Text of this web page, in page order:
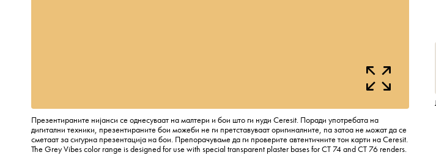
Презентираните нијанси се однесуваат на малтери и бои што ги нуди Ceresit. Поради употребата на
дигитални техники, презентираните бои можеби не ги претставуваат оригиналните, па затоа не можат да се
сметаат за сигурна презентација на бои. Препорачуваме да ги проверите автентичните тон карти на Ceresit.
The Grey Vibes color range is designed for use with special transparent plaster bases for CT 74 and CT 76 renders.